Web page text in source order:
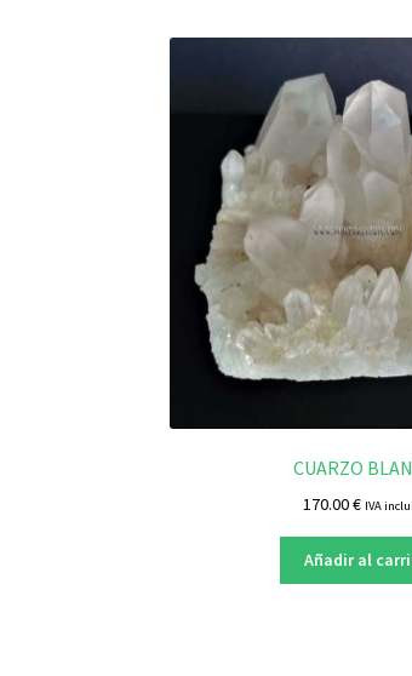
CUARZO
170.00€ IVA
Añadir al